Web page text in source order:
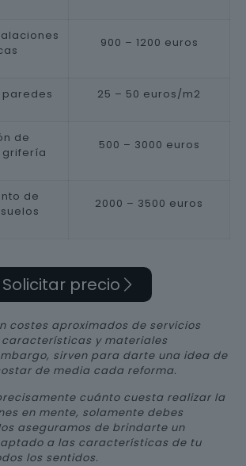
900 – 1200 euros
25 – 50 euros/m2
de
grifería
500 – 3000 euros
de
2000 – 3500 euros
Solicitar precio
costes aproximados de servicios
y materiales
sirven para darte una idea de
de media cada reforma.
cuánto cuesta realizar la
en mente, solamente debes
aseguramos de brindarte un
a las características de tu
los sentidos.